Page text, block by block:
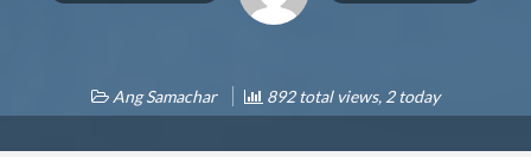
Ang Samachar 892 total views, 2 today